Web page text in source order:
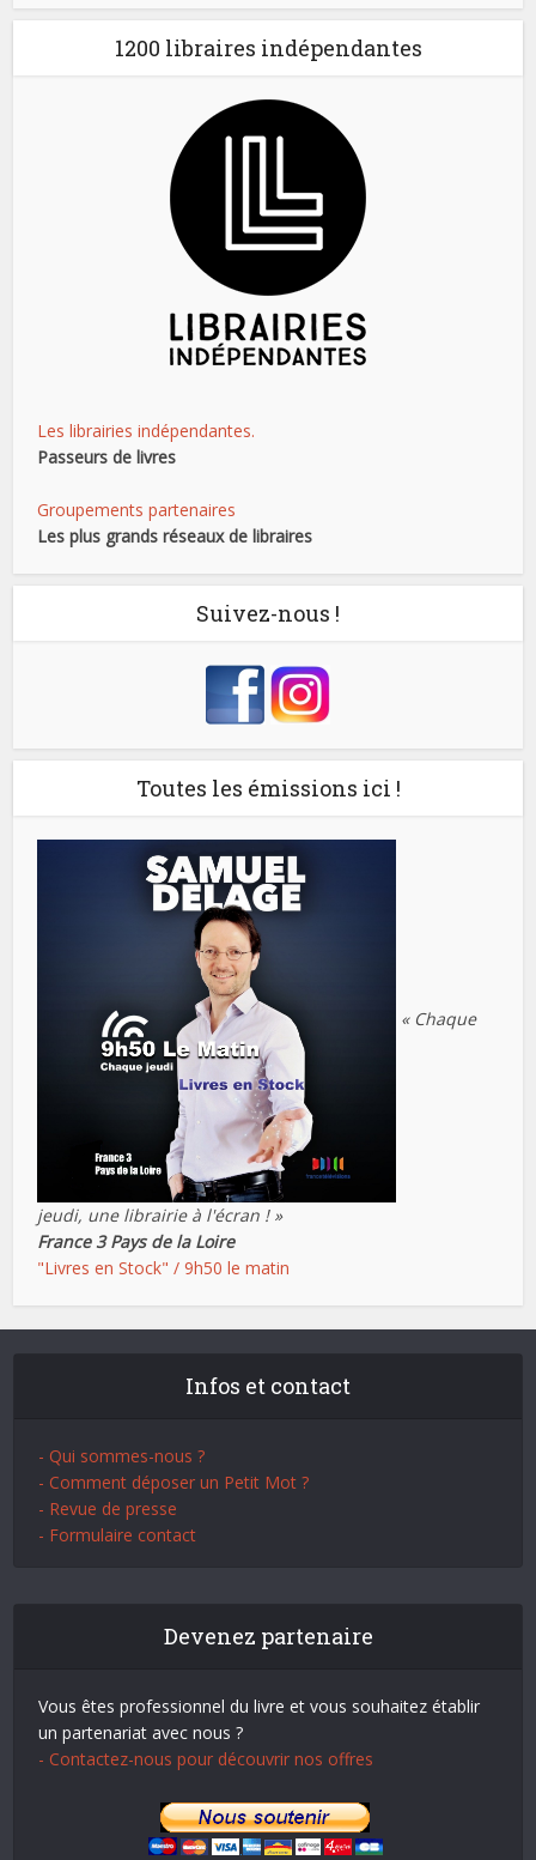
1200 libraires indépendantes
Les librairies indépendantes.
Passeurs de livres
Groupements partenaires
Les plus grands réseaux de libraires
Suivez-nous !
Toutes les émissions ici !
« Chaque
jeudi, une librairie à l'écran ! »
France 3 Pays de la Loire
"Livres en Stock" / 9h50 le matin
Infos et contact
- Qui sommes-nous ?
- Comment déposer un Petit Mot ?
- Revue de presse
- Formulaire contact
Devenez partenaire
Vous êtes professionnel du livre et vous souhaitez établir
un partenariat avec nous ?
- Contactez-nous pour découvrir nos offres